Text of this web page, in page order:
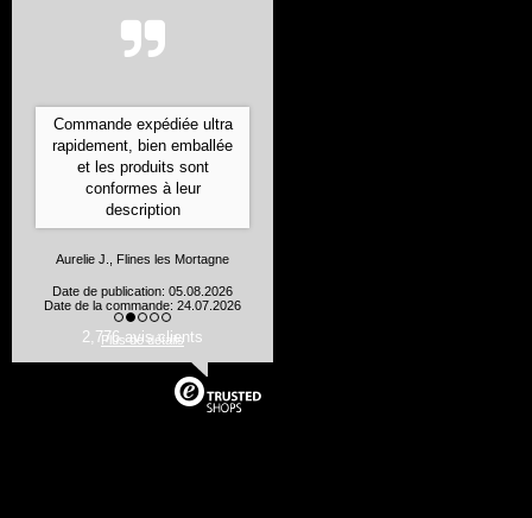
Commande expédiée ultra
rapidement, bien emballée
et les produits sont
conformes à leur
description
Aurelie J., Flines les Mortagne
Date de publication: 05.08.2026
Date de la commande: 24.07.2026
Plus de détails
2,776 avis clients